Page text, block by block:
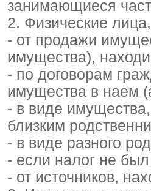
занимающиеся
2. Физические
- от продажи
имущества),
- по договорам
имущества в наем
- в виде
близким
- в виде разного
- если налог не
- от источников,